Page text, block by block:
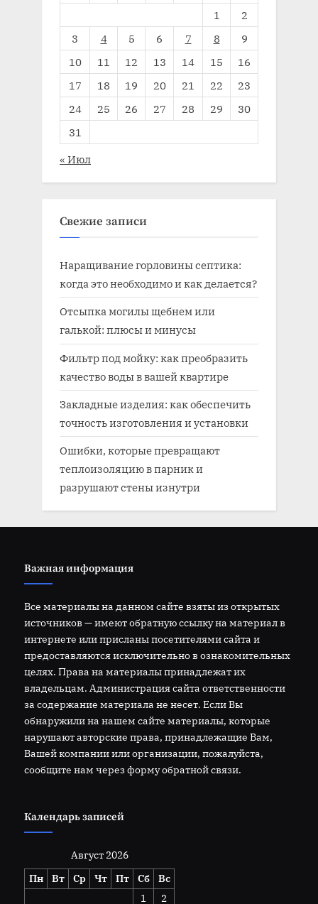
1
2
3
4 5 6 7 8
9
10
11 12 13 14 15
16
17
18 19 20 21 22
23
24
25 26 27 28 29
30
31
« Июл
Свежие записи
Наращивание горловины септика:
когда это необходимо и как делается?
Отсыпка могилы щебнем или
галькой: плюсы и минусы
Фильтр под мойку: как преобразить
качество воды в вашей квартире
Закладные изделия: как обеспечить
точность изготовления и установки
Ошибки, которые превращают
теплоизоляцию в парник и
разрушают стены изнутри
Важная информация
Все материалы на данном сайте взяты из открытых
источников — имеют обратную ссылку на материал в
интернете или присланы посетителями сайта и
предоставляются исключительно в ознакомительных
целях. Права на материалы принадлежат их
владельцам. Администрация сайта ответственности
за содержание материала не несет. Если Вы
обнаружили на нашем сайте материалы, которые
нарушают авторские права, принадлежащие Вам,
Вашей компании или организации, пожалуйста,
сообщите нам через форму обратной связи.
Календарь записей
Август 2026
Пн
Вт Ср Чт Пт Сб
Вс
1
2